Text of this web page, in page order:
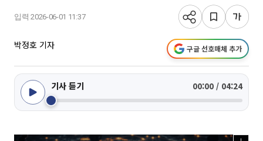
입력 2026-06-01 11:37
박정호 기자 구글 선호매체 추가
기사 듣기 00:00 / 04:24